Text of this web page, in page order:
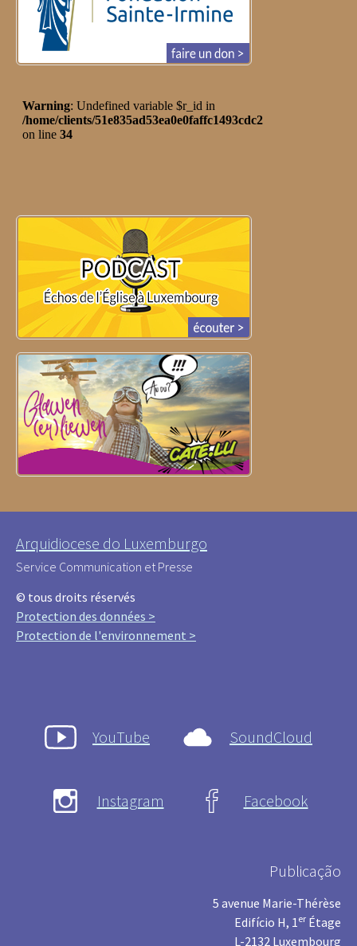
Arquidiocese do Luxemburgo
Service Communication et Presse
© tous droits réservés
Protection des données >
Protection de l'environnement >
YouTube SoundCloud
Instagram Facebook
Publicação
5 avenue Marie-Thérèse
Edifício H, 1er Étage
L-2132 Luxembourg